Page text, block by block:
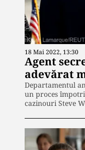
18 Mai 2022, 13:30
Agent
adevărat
Departamentul
un proces
cazinouri Steve